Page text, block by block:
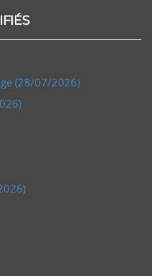
(28/07/2026)